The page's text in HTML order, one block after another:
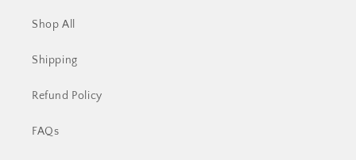
Shop All
Shipping
Refund Policy
FAQs